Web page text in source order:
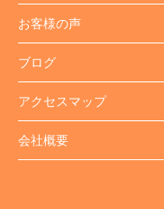
お客様の声
ブログ
アクセスマップ
会社概要